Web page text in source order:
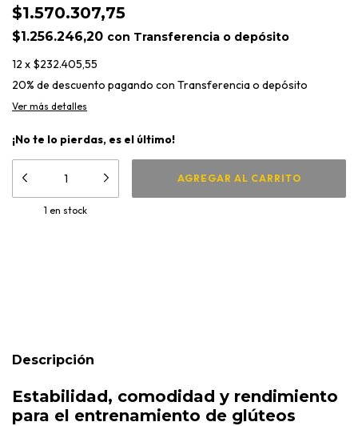
$1.570.307,75
$1.256.246,20 con Transferencia o depósito
12 x $232.405,55
20% de descuento pagando con Transferencia o depósito
Ver más detalles
¡No te lo pierdas, es el último!
1 en stock
Descripción
Estabilidad, comodidad y rendimiento
para el entrenamiento de glúteos